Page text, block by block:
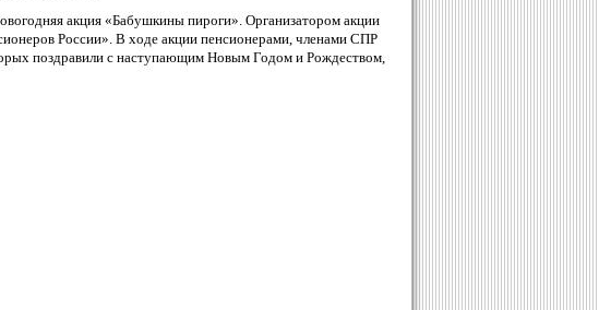
акция «Бабушкины пироги». Организатором акции
России». В ходе акции пенсионерами, членами СПР
поздравили с наступающим Новым Годом и Рождеством,